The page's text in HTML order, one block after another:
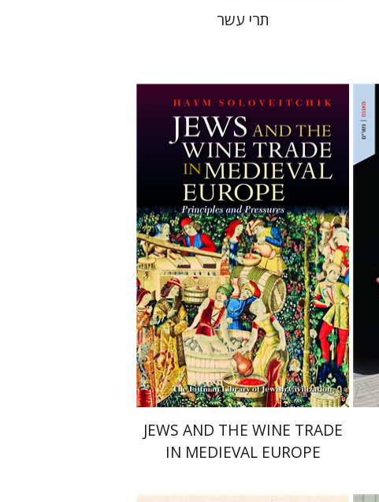
תרי עשר
חיים סולוביצ'יק
הנחת אתר ספר מודפס
$50
$45
JEWS AND THE WINE TRADE
IN MEDIEVAL EUROPE